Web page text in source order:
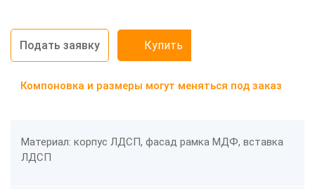
Подать заявку Купить
Компоновка и размеры могут меняться под заказ
Материал: корпус ЛДСП, фасад рамка МДФ, вставка
ЛДСП